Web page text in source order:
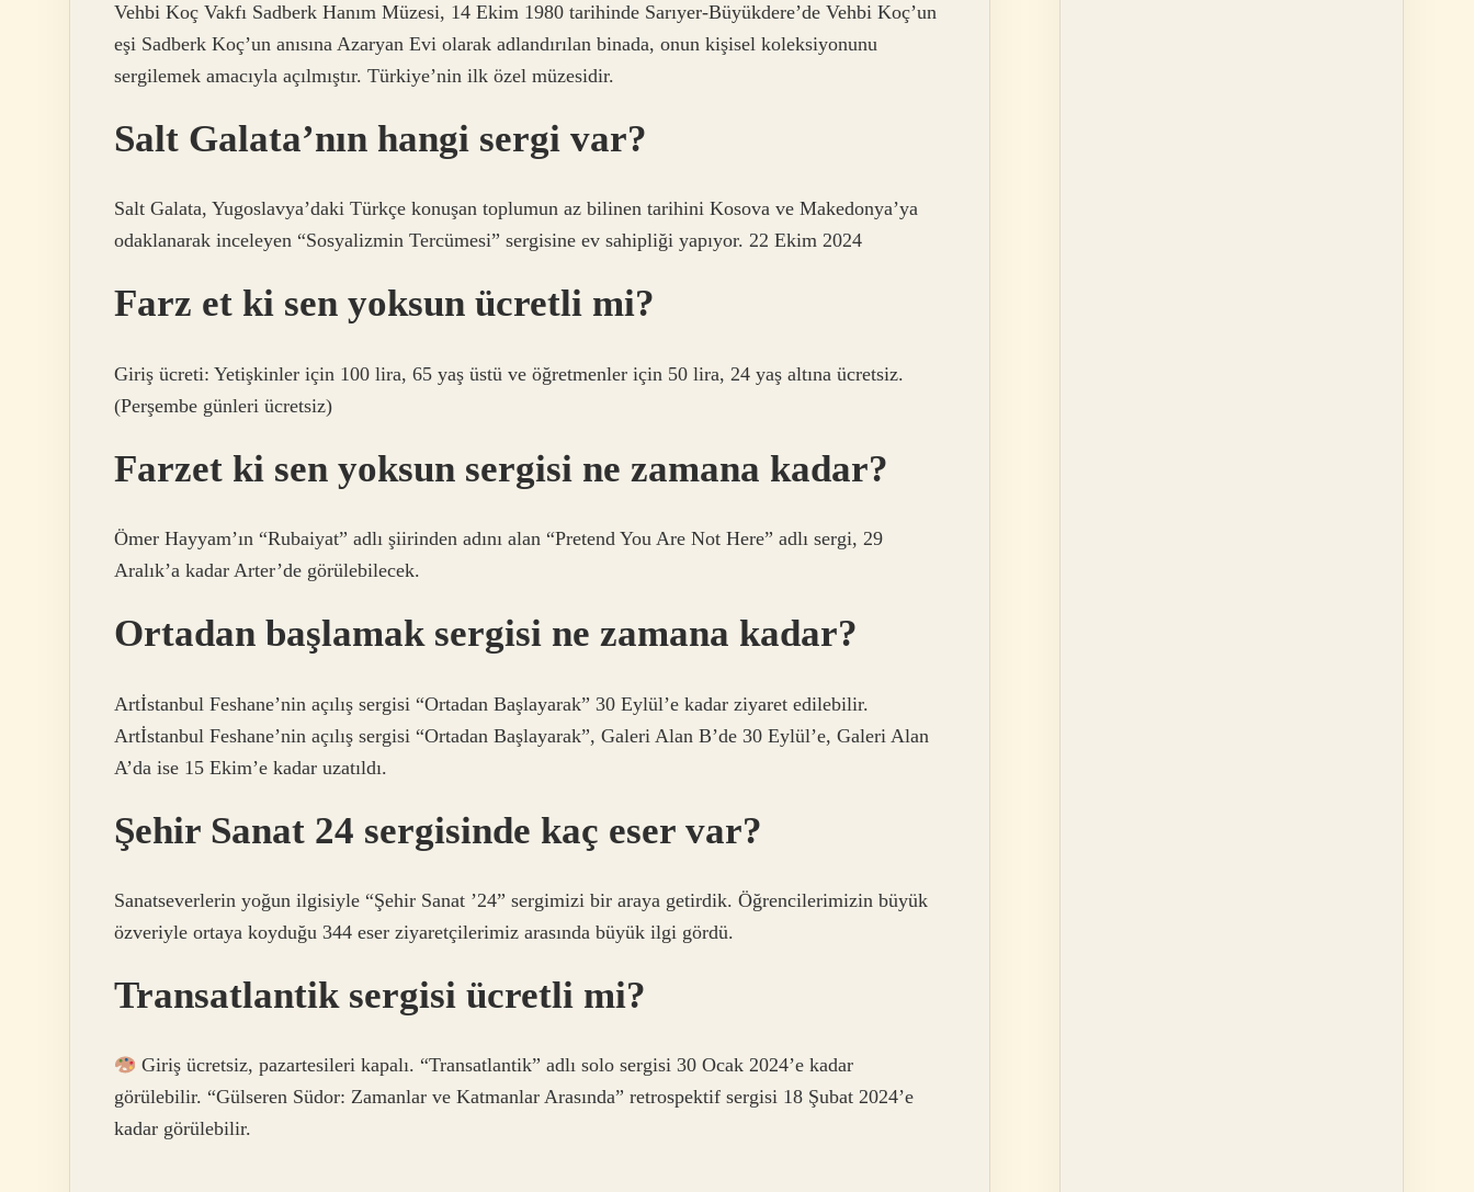
Vehbi Koç Vakfı Sadberk Hanım Müzesi, 14 Ekim 1980 tarihinde Sarıyer-Büyükdere’de Vehbi Koç’un
eşi Sadberk Koç’un anısına Azaryan Evi olarak adlandırılan binada, onun kişisel koleksiyonunu
sergilemek amacıyla açılmıştır. Türkiye’nin ilk özel müzesidir.
Salt Galata’nın hangi sergi var?
Salt Galata, Yugoslavya’daki Türkçe konuşan toplumun az bilinen tarihini Kosova ve Makedonya’ya
odaklanarak inceleyen “Sosyalizmin Tercümesi” sergisine ev sahipliği yapıyor. ⁠22 Ekim 2024
Farz et ki sen yoksun ücretli mi?
Giriş ücreti: Yetişkinler için 100 lira, 65 yaş üstü ve öğretmenler için 50 lira, 24 yaş altına ücretsiz.
(Perşembe günleri ücretsiz)
Farzet ki sen yoksun sergisi ne zamana kadar?
Ömer Hayyam’ın “Rubaiyat” adlı şiirinden adını alan “Pretend You Are Not Here” adlı sergi, 29
Aralık’a kadar Arter’de görülebilecek.
Ortadan başlamak sergisi ne zamana kadar?
Artİstanbul Feshane’nin açılış sergisi “Ortadan Başlayarak” 30 Eylül’e kadar ziyaret edilebilir.
Artİstanbul Feshane’nin açılış sergisi “Ortadan Başlayarak”, Galeri Alan B’de 30 Eylül’e, Galeri Alan
A’da ise 15 Ekim’e kadar uzatıldı.
Şehir Sanat 24 sergisinde kaç eser var?
Sanatseverlerin yoğun ilgisiyle “Şehir Sanat ’24” sergimizi bir araya getirdik. Öğrencilerimizin büyük
özveriyle ortaya koyduğu 344 eser ziyaretçilerimiz arasında büyük ilgi gördü.
Transatlantik sergisi ücretli mi?
Giriş ücretsiz, pazartesileri kapalı. “Transatlantik” adlı solo sergisi 30 Ocak 2024’e kadar
görülebilir. “Gülseren Südor: Zamanlar ve Katmanlar Arasında” retrospektif sergisi 18 Şubat 2024’e
kadar görülebilir.